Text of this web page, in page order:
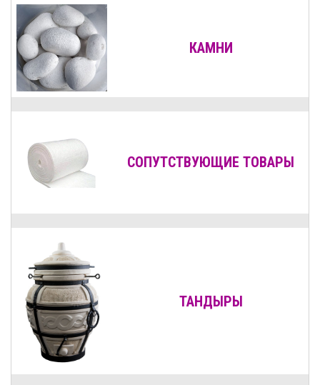
КАМНИ
СОПУТСТВУЮЩИЕ ТОВАРЫ
ТАНДЫРЫ